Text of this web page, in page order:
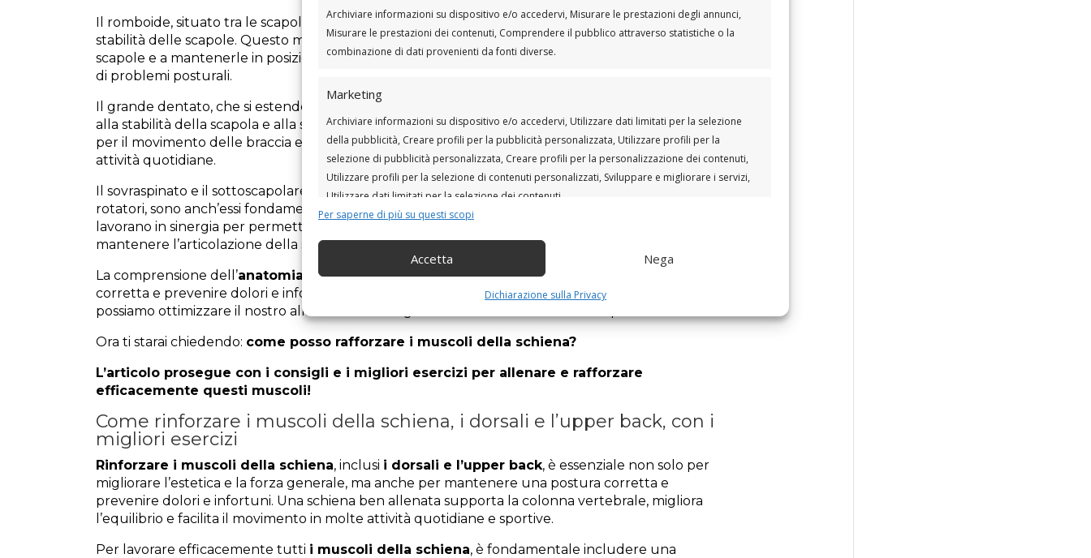
Archiviare informazioni su dispositivo e/o accedervi, Misurare le prestazioni degli annunci,
Misurare le prestazioni dei contenuti, Comprendere il pubblico attraverso statistiche o la
combinazione di dati provenienti da fonti diverse.
Marketing
Archiviare informazioni su dispositivo e/o accedervi, Utilizzare dati limitati per la selezione
della pubblicità, Creare profili per la pubblicità personalizzata, Utilizzare profili per la
selezione di pubblicità personalizzata, Creare profili per la personalizzazione dei contenuti,
Utilizzare profili per la selezione di contenuti personalizzati, Sviluppare e migliorare i servizi,
Utilizzare dati limitati per la selezione dei contenuti.
Funzionalità
Abbinare e combinare dati provenienti da altre fonti di dati, Collegare diversi
Garantire la sicurezza, prevenire e rilevare frodi, correggere
errori, Erogare e presentare pubblicità e contenuto, Salvare e
comunicare le scelte sulla privacy.
Per saperne di più su questi scopi
Accetta Nega
Dichiarazione sulla Privacy
Il romboide, situato tra le scapole e la colonna vertebrale, è essenziale per il movimento e la
stabilità delle scapole. Questo muscolo, diviso in romboide maggiore e minore, aiuta a retrarre le
scapole e a mantenerle in posizione, permettendo così una postura eretta e riducendo il rischio
di problemi posturali.
Il grande dentato, che si estende dalle costole superiori fino alla scapola, contribuisce, invece,
alla stabilità della scapola e alla sua corretta mobilizzazione. Questo muscolo è fondamentale
per il movimento delle braccia e per il supporto della parte superiore del corpo durante le
attività quotidiane.
Il sovraspinato e il sottoscapolare, che fanno parte del gruppo deimuscoli
rotatori, sono anch’essi fondamentali per la stabilità e il movimento delle spalle. Questi
lavorano in sinergia per permettere una vasta gamma di movimenti del braccio e per
mantenere l’articolazione della spalla stabile durante l’esecuzione di esercizi e attività fisiche.
La comprensione dell’anatomia dellaschiena altaè cruciale per mantenere una postura
corretta e prevenire dolori e infortuni. Approfondendo la conoscenza di questi
possiamo ottimizzare il nostro allenamento e migliorare il nostro benessere complessivo.
Ora ti starai chiedendo: come posso rafforzare i muscoli della schiena?
L’articolo prosegue con i consigli e i migliori esercizi per allenare e rafforzare
efficacemente questi muscoli!
Come rinforzare i muscoli della schiena, i dorsali e l’upper back, con i
migliori esercizi
Rinforzare i muscoli della schiena, inclusi i dorsali e l’upper back, è essenziale non solo per
migliorare l’estetica e la forza generale, ma anche per mantenere una postura corretta e
prevenire dolori e infortuni. Una schiena ben allenata supporta la colonna vertebrale, migliora
l’equilibrio e facilita il movimento in molte attività quotidiane e sportive.
Per lavorare efficacemente tutti i muscoli della schiena, è fondamentale includere una